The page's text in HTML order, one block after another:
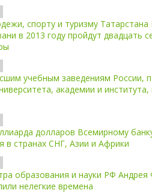
спорту и туризму
в 2013 году пройдут двадцать
учебным заведениям России,
академии и
долларов Всемирному
в странах СНГ, Азии и Африки
образования и науки РФ Андрея
нелегкие времена